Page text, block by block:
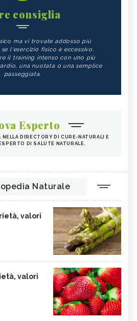
consiglia
ma vi trovate addosso più
l'esercizio fisico è eccessivo.
il training intenso con uno più
una nuotata o una semplice
passeggiata.
Esperto
NELLA DIRECTORY DI CURE-NATURALI E
DI SALUTE NATURALE.
Naturale
valori
valori